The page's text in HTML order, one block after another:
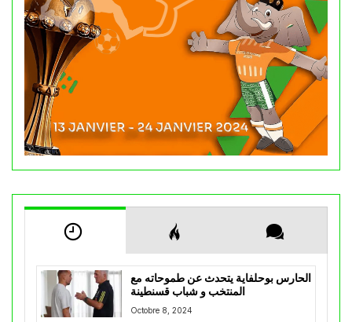
الحارس بوحلفاية يتحدث عن طموحاته مع
المنتخب و شباب قسنطينة
Octobre 8, 2024